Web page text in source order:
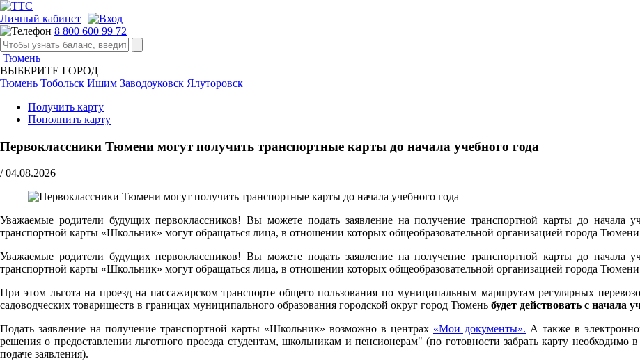
Личный кабинет
8 800 600 99 72
Тюмень
ВЫБЕРИТЕ ГОРОД
Тюмень Тобольск Ишим Заводоуковск Ялуторовск
Получить карту
Пополнить карту
Первоклассники Тюмени могут получить транспортные карты до начала учебного года
/ 04.08.2026
Уважаемые родители будущих первоклассников! Вы можете подать заявление на получение транспортной карты до начала
транспортной карты «Школьник» могут обращаться лица, в отношении которых общеобразовательной организацией города
Уважаемые родители будущих первоклассников! Вы можете подать заявление на получение транспортной карты до начала
транспортной карты «Школьник» могут обращаться лица, в отношении которых общеобразовательной организацией города
При этом льгота на проезд на пассажирском транспорте общего пользования по муниципальным маршрутам регулярных
садоводческих товариществ в границах муниципального образования городской округ город Тюмень будет действовать с начала
Подать заявление на получение транспортной карты «Школьник» возможно в центрах «Мои документы». А также в
решения о предоставлении льготного проезда студентам, школьникам и пенсионерам" (по готовности забрать карту
подаче заявления).